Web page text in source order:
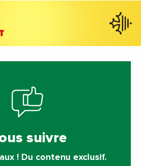
suivre
! Du contenu exclusif.